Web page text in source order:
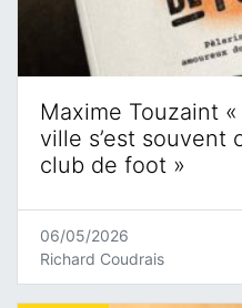
Maxime Touzaint
ville s’est souvent
club de foot »
06/05/2026
Richard Coudrais